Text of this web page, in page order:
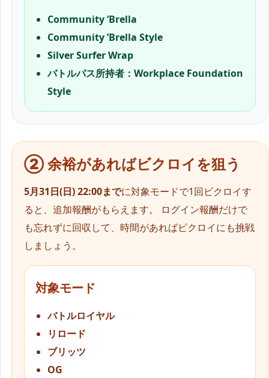
Community ’Brella
Community ’Brella Style
Silver Surfer Wrap
バトルパス所持者：Workplace Foundation
Style
② 余裕があればビクロイを狙う
5月31日(日) 22:00までに対象モードで1回ビクロイす
ると、追加報酬がもらえます。 ログイン報酬だけで
も忘れずに回収して、時間があればビクロイにも挑戦
しましょう。
対象モード
バトルロイヤル
リロード
ブリッツ
OG